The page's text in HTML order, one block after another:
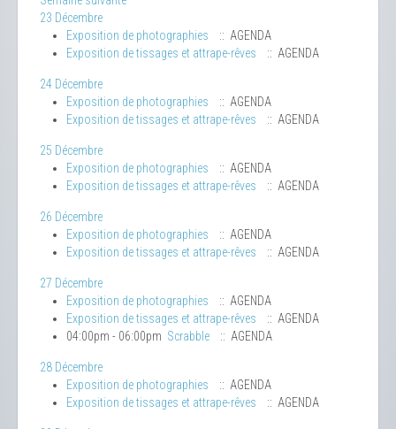
23 Décembre
Exposition de photographies
:: AGENDA
Exposition de tissages et attrape-rêves
:: AGENDA
24 Décembre
Exposition de photographies
:: AGENDA
Exposition de tissages et attrape-rêves
:: AGENDA
25 Décembre
Exposition de photographies
:: AGENDA
Exposition de tissages et attrape-rêves
:: AGENDA
26 Décembre
Exposition de photographies
:: AGENDA
Exposition de tissages et attrape-rêves
:: AGENDA
27 Décembre
Exposition de photographies
:: AGENDA
Exposition de tissages et attrape-rêves
:: AGENDA
04:00pm - 06:00pm Scrabble :: AGENDA
28 Décembre
Exposition de photographies
:: AGENDA
Exposition de tissages et attrape-rêves
:: AGENDA